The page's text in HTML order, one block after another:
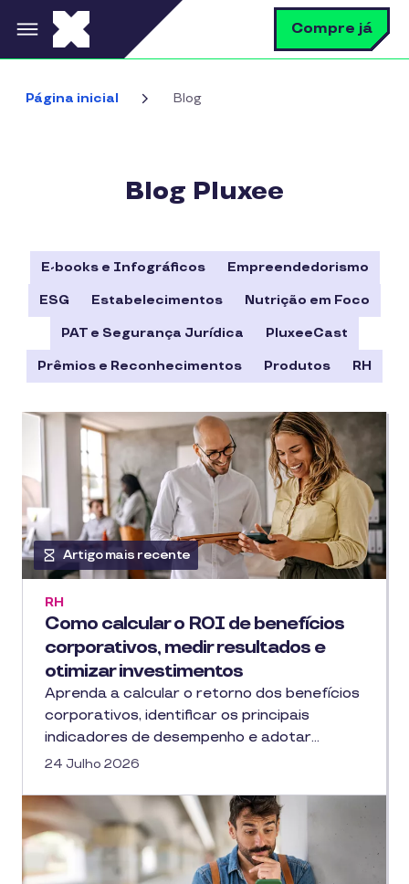
Pular para o conteúdo principal Compre já
Página inicial Blog
Blog Pluxee
E-books e Infográficos Empreendedorismo
ESG Estabelecimentos Nutrição em Foco
PAT e Segurança Jurídica PluxeeCast
Prêmios e Reconhecimentos Produtos RH
Artigo mais recente
Como calcular o ROI de benefícios
corporativos, medir resultados e
otimizar investimentos
RH
Aprenda a calcular o retorno dos benefícios
corporativos, identificar os principais
indicadores de desempenho e adotar…
24 Julho 2026